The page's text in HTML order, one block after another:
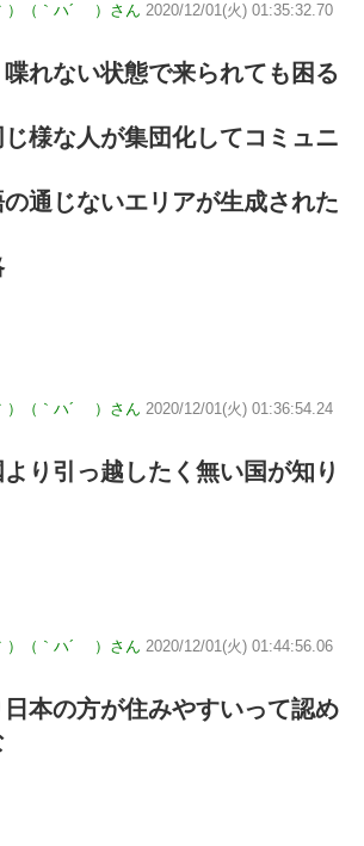
）（｀ハ´ ）さん 2020/12/01(火) 01:35:32.70
れない状態で来られても困る
様な人が集団化してコミュニ
通じないエリアが生成された
）（｀ハ´ ）さん 2020/12/01(火) 01:36:54.24
り引っ越したく無い国が知り
）（｀ハ´ ）さん 2020/12/01(火) 01:44:56.06
本の方が住みやすいって認め